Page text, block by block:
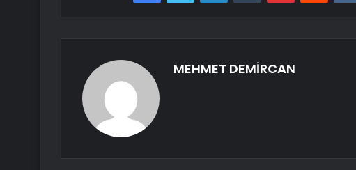
MEHMET DEMİRCAN